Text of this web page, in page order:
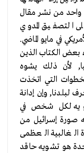
واحد من نشر مقال
التصفيق المدوي
في مايو الماضي.
بعض الكتاب الذين
لأن ذلك يشوه
التي اتخذت
لبلدنا, وإن إدانة
لكل شخص في
صورة إسرائيل من
العظمى
هو تشويه حاقد